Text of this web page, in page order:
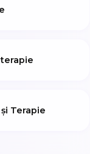
Terapie